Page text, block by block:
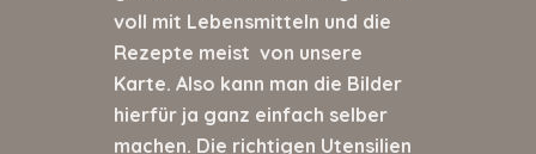
voll mit Lebensmitteln und die
Rezepte meist von unsere
Karte. Also kann man die Bilder
hierfür ja ganz einfach selber
machen. Die richtigen Utensilien